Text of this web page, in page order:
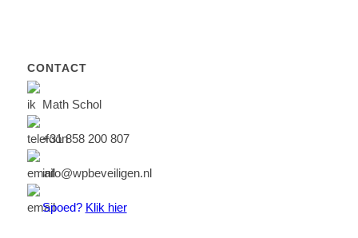
CONTACT
Math Schol
+31 858 200 807
info@wpbeveiligen.nl
Spoed? Klik hier